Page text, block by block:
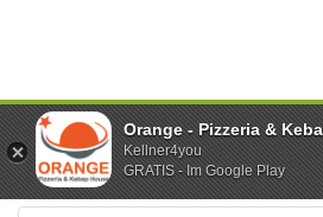
Orange - Pizzeria &
Kellner4you
GRATIS - Im Google Play